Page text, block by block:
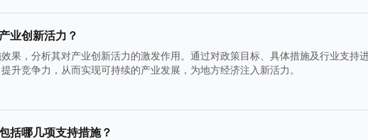
业创新活力？
果，分析其对产业创新活力的激发作用。通过对政策目标、具体措施及行业支持
升竞争力，从而实现可持续的产业发展，为地方经济注入新活力。
括哪几项支持措施？